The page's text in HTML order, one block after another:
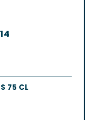
75 CL